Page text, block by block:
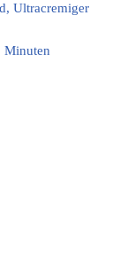
Ultracremiger
Minuten